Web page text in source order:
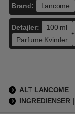
Brand: Lancome
Detajler: 100 ml
Parfume Kvinder
ALT LANCOME
INGREDIENSER